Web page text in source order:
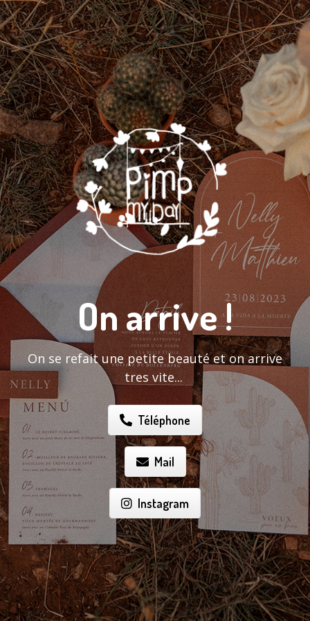
On arrive !
On se refait une petite beauté et on arrive
tres vite...
Téléphone
Mail
Instagram